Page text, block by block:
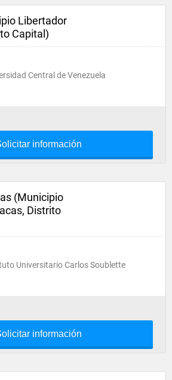
Libertador
Capital)
Central de Venezuela
información
(Municipio
Distrito
Universitario Carlos Soublette
información